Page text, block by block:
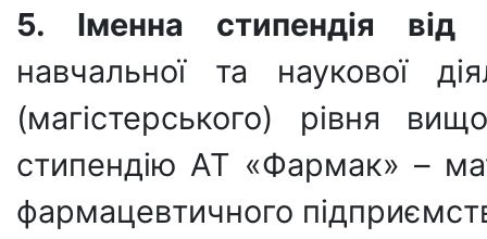
5. Іменна стипендія
навчальної та наукової
(магістерського) рівня
стипендію АТ «Фармак» –
фармацевтичного